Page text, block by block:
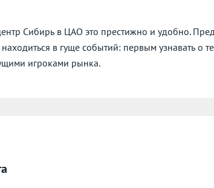
Сибирь в ЦАО это престижно и удобно.
в гуще событий: первым узнавать о
игроками рынка.